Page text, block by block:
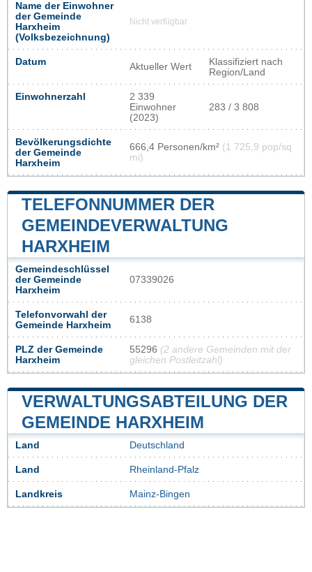
Name der Einwohner
der Gemeinde
Harxheim
(Volksbezeichnung)
Nicht verfügbar
Datum Aktueller Wert
Klassifiziert nach
Region/Land
Einwohnerzahl
2 339
Einwohner
(2023)
283 / 3 808
Bevölkerungsdichte
der Gemeinde
Harxheim
666,4 Personen/km² (1 725,9 pop/sq
mi)
TELEFONNUMMER DER
GEMEINDEVERWALTUNG
HARXHEIM
Gemeindeschlüssel
der Gemeinde
Harxheim
07339026
Telefonvorwahl der
Gemeinde Harxheim
6138
PLZ der Gemeinde
Harxheim
55296 (2 andere Gemeinden mit der
gleichen Postleitzahl)
VERWALTUNGSABTEILUNG DER
GEMEINDE HARXHEIM
Land Deutschland
Land Rheinland-Pfalz
Landkreis Mainz-Bingen